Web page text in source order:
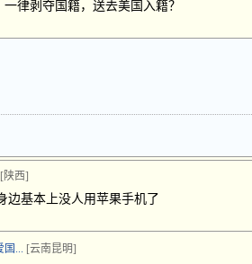
律剥夺国籍，送去美国入籍？
[陕西]
边基本上没人用苹果手机了
国... [云南昆明]